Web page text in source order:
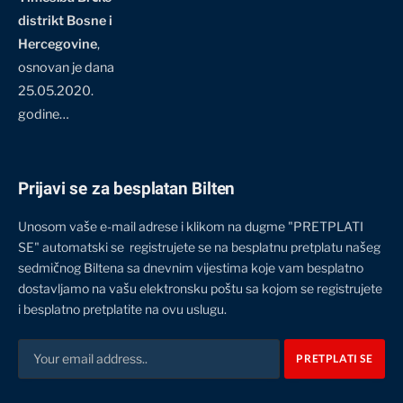
distrikt Bosne i
Hercegovine,
osnovan je dana
25.05.2020.
godine…
Prijavi se za besplatan Bilten
Unosom vaše e-mail adrese i klikom na dugme "PRETPLATI
SE" automatski se registrujete se na besplatnu pretplatu našeg
sedmičnog Biltena sa dnevnim vijestima koje vam besplatno
dostavljamo na vašu elektronsku poštu sa kojom se registrujete
i besplatno pretplatite na ovu uslugu.